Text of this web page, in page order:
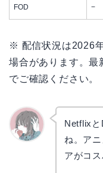
FOD −
※ 配信状況は2026
場合があります。最
でご確認ください。
Netflix
ね。ア
アがコ